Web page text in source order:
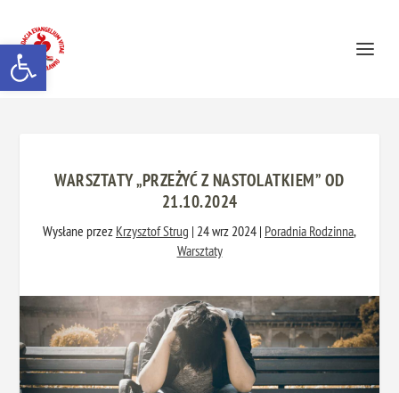
Otwórz pasek narzędzi
WARSZTATY „PRZEŻYĆ Z NASTOLATKIEM” OD
21.10.2024
Wysłane przez Krzysztof Strug | 24 wrz 2024 | Poradnia Rodzinna,
Warsztaty